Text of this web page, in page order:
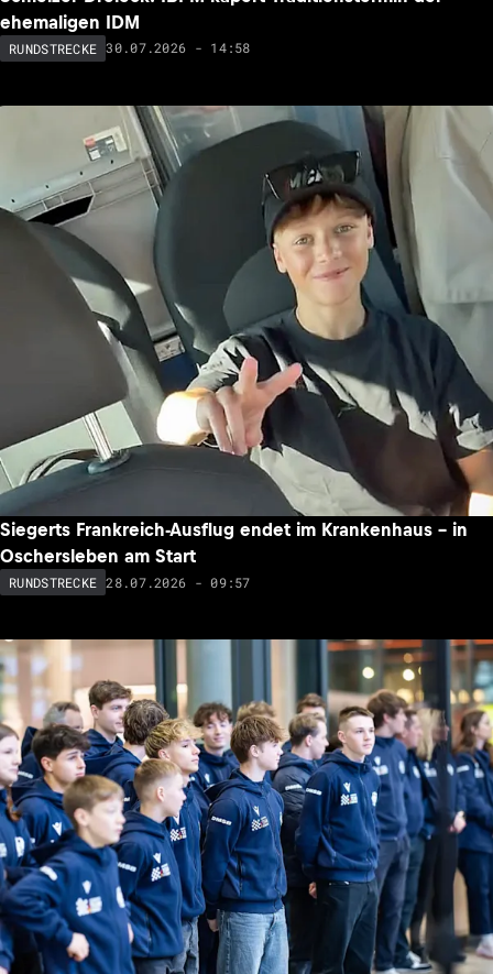
ehemaligen IDM
RUNDSTRECKE 30.07.2026 - 14:58
Siegerts Frankreich-Ausflug endet im Krankenhaus – in
Oschersleben am Start
RUNDSTRECKE 28.07.2026 - 09:57